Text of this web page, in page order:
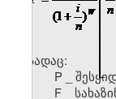
სადაც:
P _
F _